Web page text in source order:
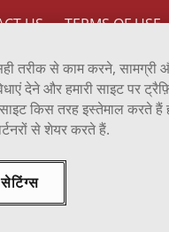
US TERMS OF USE
Inc., a Viatris company.
तरीक से काम करने, सामग्री
देने और हमारी साइट पर
किस तरह इस्तेमाल करते हैं
से शेयर करते हैं.